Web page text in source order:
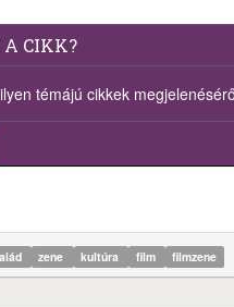
A CIKK?
témájú cikkek
zene kultúra film filmzene